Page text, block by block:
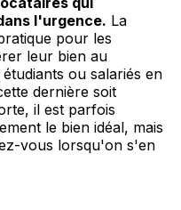
l'urgence. La
pour les
leur bien au
ou salariés en
dernière soit
il est parfois
le bien idéal, mais
vous lorsqu'on s'en